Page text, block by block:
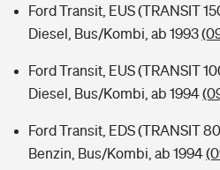
Ford Transit, EUS (TRANSIT
Diesel, Bus/Kombi, ab 1993
Ford Transit, EUS (TRANSIT
Diesel, Bus/Kombi, ab 1994
Ford Transit, EDS (TRANSIT
Benzin, Bus/Kombi, ab 1994